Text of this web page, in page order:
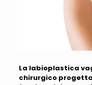
La labioplastica
chirurgico